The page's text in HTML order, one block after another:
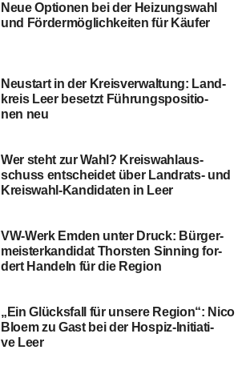
Neue Optio­nen bei der Hei­zungs­wahl
und För­der­mög­lich­kei­ten für Käufer
Neu­start in der Kreis­ver­wal­tung: Land­
kreis Leer besetzt Füh­rungs­po­si­tio­
nen neu
Wer steht zur Wahl? Kreis­wahl­aus­
schuss ent­schei­det über Land­rats- und
Kreis­wahl-Kan­di­da­ten in Leer
VW-Werk Emden unter Druck: Bür­ger­
meis­ter­kan­di­dat Thors­ten Sin­ning for­
dert Han­deln für die Region
„Ein Glücks­fall für unse­re Regi­on“: Nico
Blo­em zu Gast bei der Hos­piz-Initia­ti­
ve Leer